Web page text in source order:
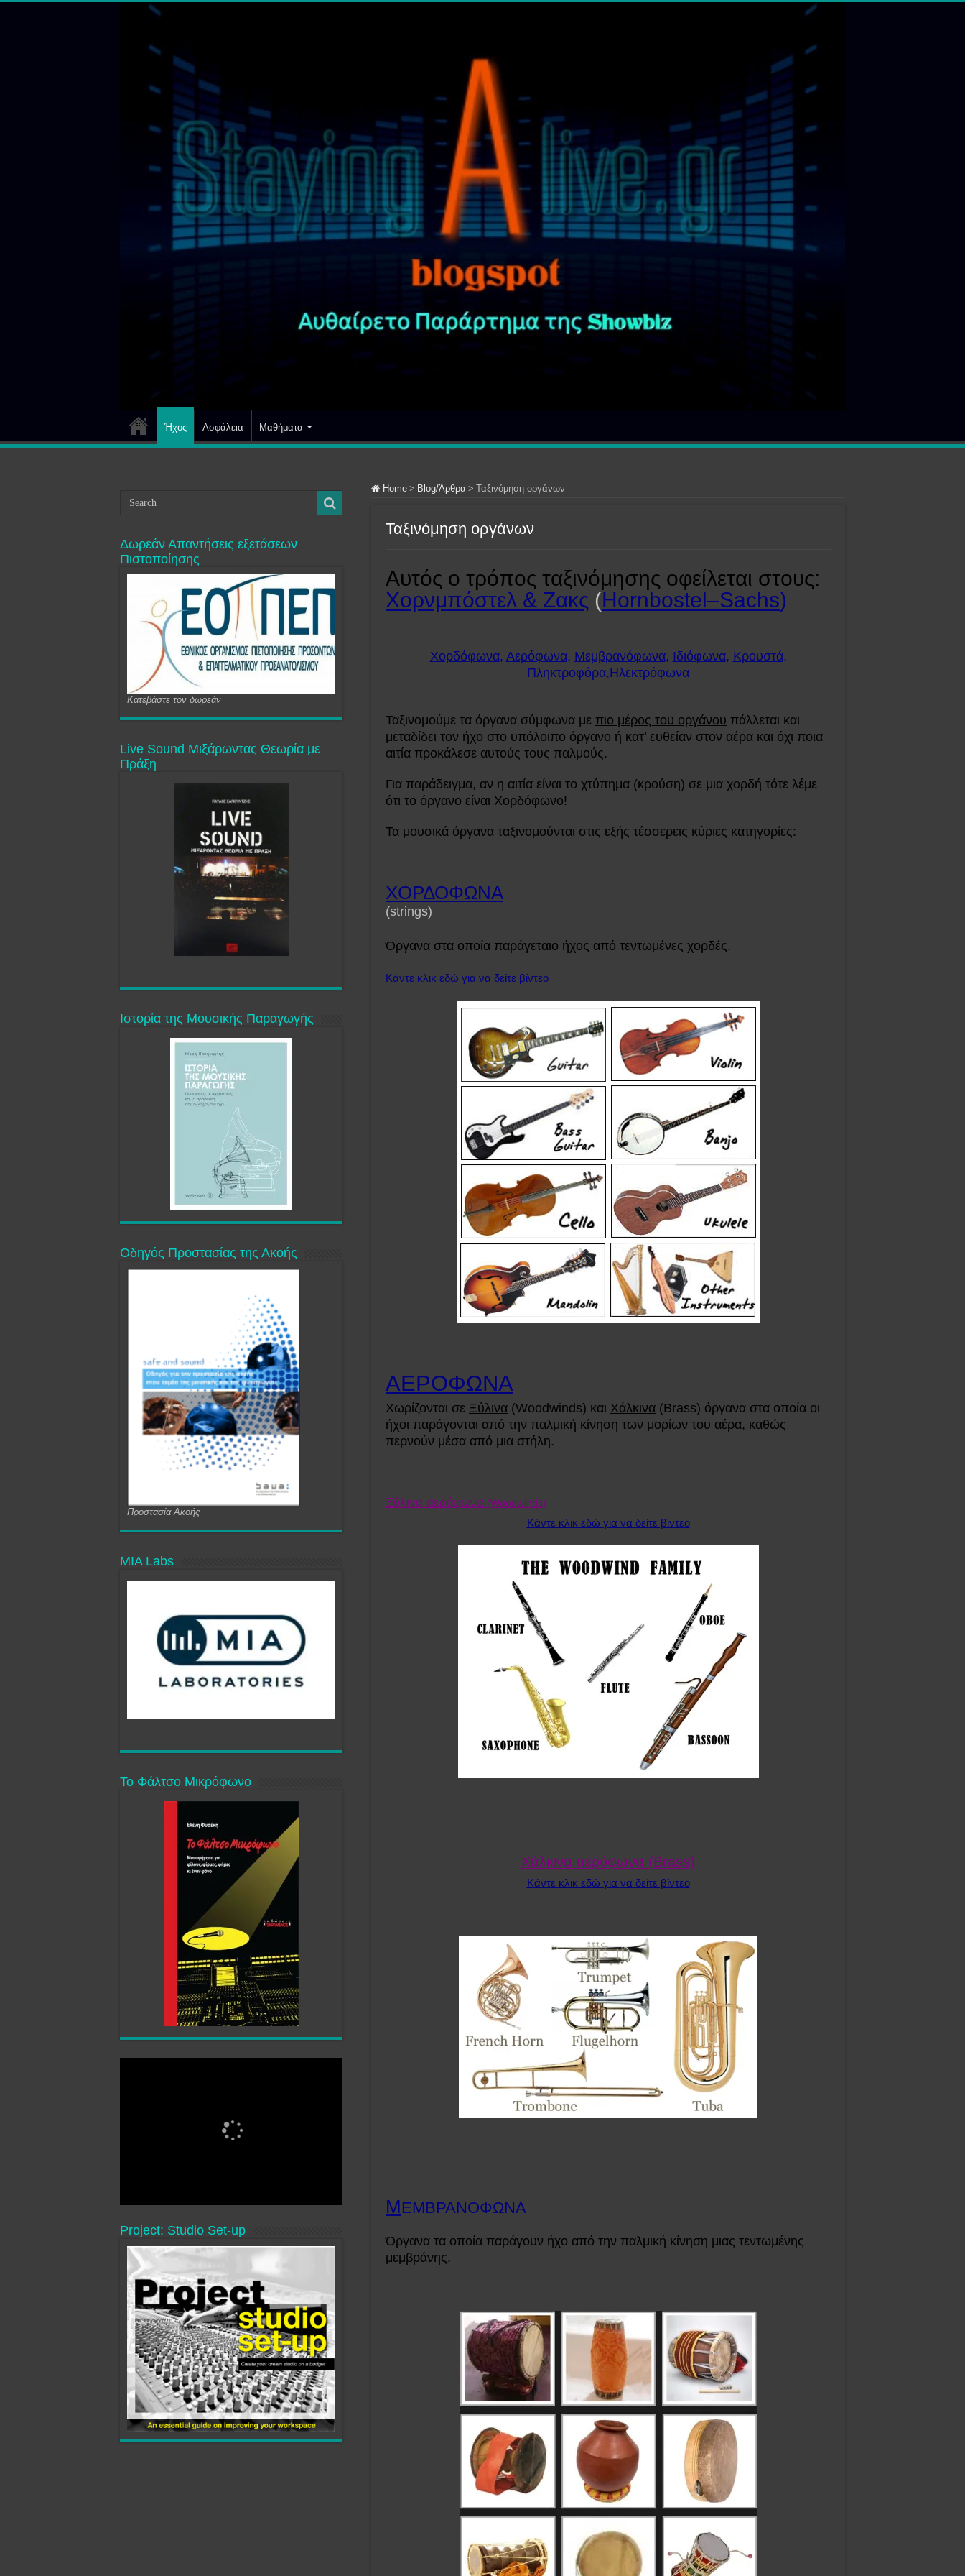
Ήχος Ασφάλεια Μαθήματα
Home > Blog/Άρθρα > Ταξινόμηση οργάνων
Ταξινόμηση οργάνων
Αυτός ο τρόπος ταξινόμησης οφείλεται στους:
Χορνμπόστελ & Ζακς (Hornbostel–Sachs)
Χορδόφωνα, Αερόφωνα, Μεμβρανόφωνα, Ιδιόφωνα, Κρουστά,
Πληκτροφόρα,Ηλεκτρόφωνα
Ταξινομούμε τα όργανα σύμφωνα με πιο μέρος του οργάνου πάλλεται και
μεταδίδει τον ήχο στο υπόλοιπο όργανο ή κατ’ ευθείαν στον αέρα και όχι ποια
αιτία προκάλεσε αυτούς τους παλμούς.
Για παράδειγμα, αν η αιτία είναι το χτύπημα (κρούση) σε μια χορδή τότε λέμε
ότι το όργανο είναι Χορδόφωνο!
Τα μουσικά όργανα ταξινομούνται στις εξής τέσσερεις κύριες κατηγορίες:
ΧΟΡΔΟΦΩΝΑ
(strings)
Όργανα στα οποία παράγεταιο ήχος από τεντωμένες χορδές.
Κάντε κλικ εδώ για να δείτε βίντεο
ΑΕΡΟΦΩΝΑ
Χωρίζονται σε Ξύλινα (Woodwinds) και Χάλκινα (Brass) όργανα στα οποία οι
ήχοι παράγονται από την παλμική κίνηση των μορίων του αέρα, καθώς
περνούν μέσα από μια στήλη.
Ξύλινα αερόφωνα (Woodwinds)
Κάντε κλικ εδώ για να δείτε βίντεο
Χάλκινα αερόφωνα (Brass)
Κάντε κλικ εδώ για να δείτε βίντεο
ΜΕΜΒΡΑΝΟΦΩΝΑ
Όργανα τα οποία παράγουν ήχο από την παλμική κίνηση μιας τεντωμένης
μεμβράνης.
Δωρεάν Απαντήσεις εξετάσεων
Πιστοποίησης
Κατεβάστε τον δωρεάν
Live Sound Μιξάρωντας Θεωρία με
Πράξη
Ιστορία της Μουσικής Παραγωγής
Οδηγός Προστασίας της Ακοής
Προστασία Ακοής
MIA Labs
Το Φάλτσο Μικρόφωνο
Project: Studio Set-up